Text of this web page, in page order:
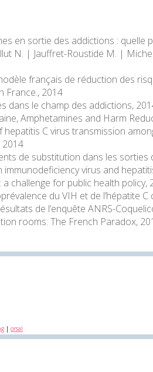
en sortie des addictions : quelle
N. | Jauffret-Roustide M. |
français de réduction des
France., 2014
dans le champ des addictions,
Amphetamines and Harm
hepatitis C virus transmission
2014
de substitution dans les sorties
immunodeficiency virus and
challenge for public health policy,
du VIH et de l’hépatite
de l’enquête ANRS-
rooms: The French Paradox,
| orsal